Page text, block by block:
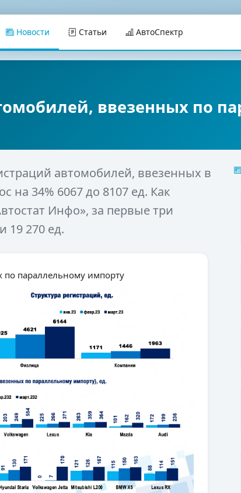
Новости Статьи АвтоСпектр
ввезенных по
автомобилей, ввезенных в
на 34% 6067 до 8107 ед. Как
Инфо», за первые три
19 270 ед.
по параллельному импорту